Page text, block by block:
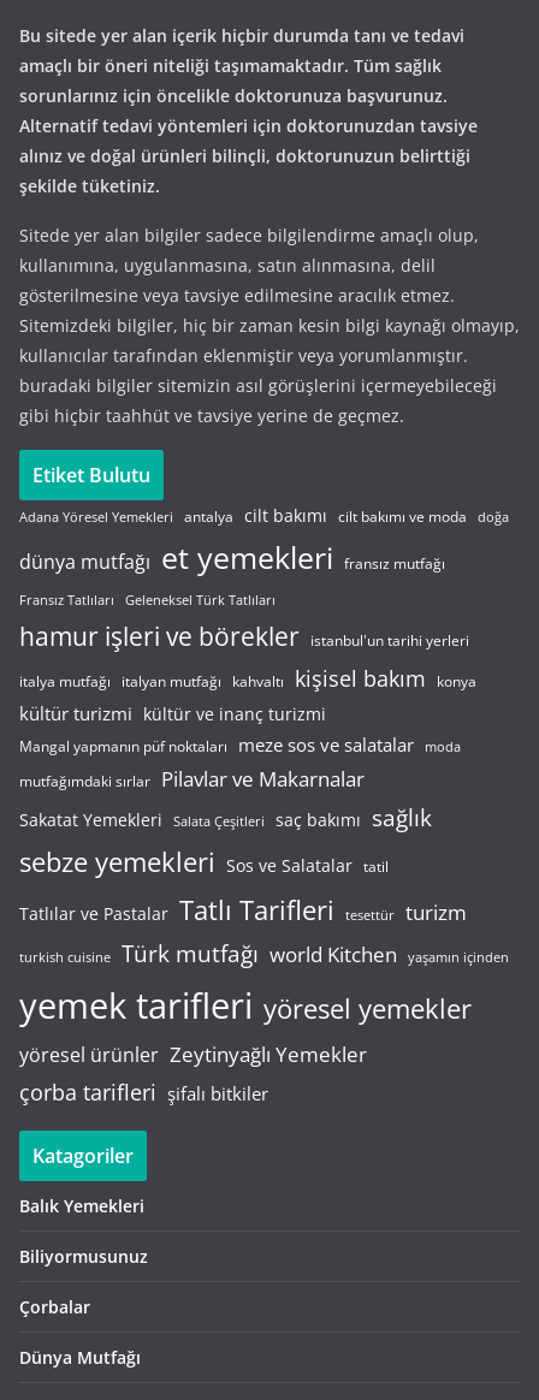
Bu sitede yer alan içerik hiçbir durumda tanı ve tedavi
amaçlı bir öneri niteliği taşımamaktadır. Tüm sağlık
sorunlarınız için öncelikle doktorunuza başvurunuz.
Alternatif tedavi yöntemleri için doktorunuzdan tavsiye
alınız ve doğal ürünleri bilinçli, doktorunuzun belirttiği
şekilde tüketiniz.
Sitede yer alan bilgiler sadece bilgilendirme amaçlı olup,
kullanımına, uygulanmasına, satın alınmasına, delil
gösterilmesine veya tavsiye edilmesine aracılık etmez.
Sitemizdeki bilgiler, hiç bir zaman kesin bilgi kaynağı olmayıp,
kullanıcılar tarafından eklenmiştir veya yorumlanmıştır.
buradaki bilgiler sitemizin asıl görüşlerini içermeyebileceği
gibi hiçbir taahhüt ve tavsiye yerine de geçmez.
Etiket Bulutu
Adana Yöresel Yemekleri antalya cilt bakımı cilt bakımı ve moda doğa
dünya mutfağı et yemekleri fransız mutfağı
Fransız Tatlıları Geleneksel Türk Tatlıları
hamur işleri ve börekler istanbul'un tarihi yerleri
italya mutfağı italyan mutfağı kahvaltı kişisel bakım konya
kültür turizmi kültür ve inanç turizmi
Mangal yapmanın püf noktaları meze sos ve salatalar moda
mutfağımdaki sırlar Pilavlar ve Makarnalar
Sakatat Yemekleri Salata Çeşitleri saç bakımı sağlık
sebze yemekleri Sos ve Salatalar tatil
Tatlılar ve Pastalar Tatlı Tarifleri tesettür turizm
turkish cuisine Türk mutfağı world Kitchen yaşamın içinden
yemek tarifleri yöresel yemekler
yöresel ürünler Zeytinyağlı Yemekler
çorba tarifleri şifalı bitkiler
Katagoriler
Balık Yemekleri
Biliyormusunuz
Çorbalar
Dünya Mutfağı